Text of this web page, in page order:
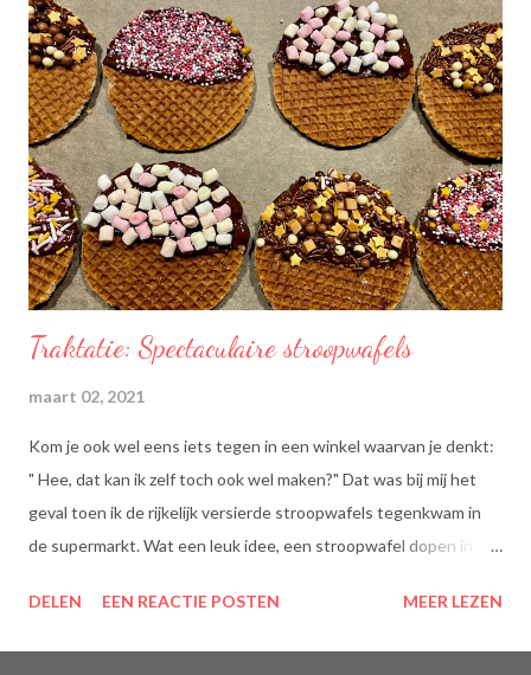
Traktatie: Spectaculaire stroopwafels
maart 02, 2021
Kom je ook wel eens iets tegen in een winkel waarvan je denkt:
" Hee, dat kan ik zelf toch ook wel maken?" Dat was bij mij het
geval toen ik de rijkelijk versierde stroopwafels tegenkwam in
de supermarkt. Wat een leuk idee, een stroopwafel dopen in
lekkere traktatie, nietwaar?
DELEN EEN REACTIE POSTEN MEER LEZEN